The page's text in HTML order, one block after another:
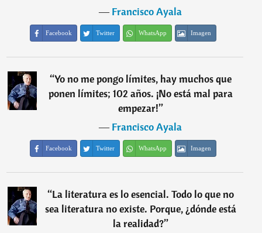
―Francisco Ayala
Facebook Twitter WhatsApp Imagen
“Yo no me pongo límites, hay muchos que
ponen límites; 102 años. ¡No está mal para
empezar!”
―Francisco Ayala
Facebook Twitter WhatsApp Imagen
“La literatura es lo esencial. Todo lo que no
sea literatura no existe. Porque, ¿dónde está
la realidad?”